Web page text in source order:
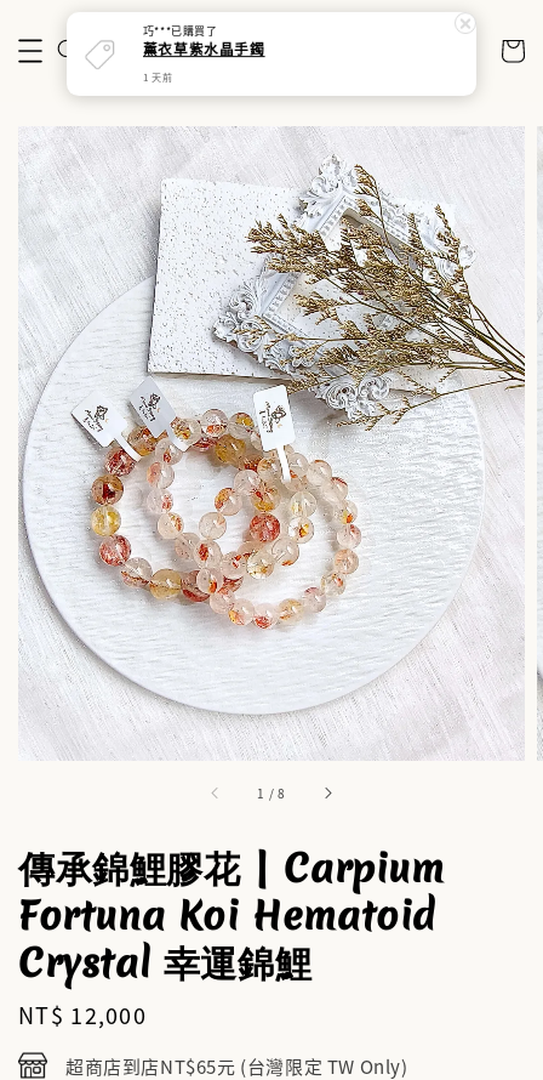
1 /8
傳承錦鯉膠花 | Carpium
Fortuna Koi Hematoid
Crystal 幸運錦鯉
Regular
price
NT$ 12,000
超商店到店NT$65元 (台灣限定 TW Only)
巧***已購買了
薰衣草紫水晶手鐲
1 天前